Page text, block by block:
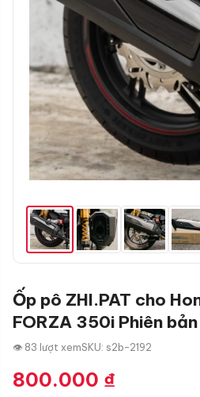
Ốp pô ZHI.PAT cho
FORZA 350i Phiên
👁 83 lượt xemSKU: s2b-2192
800.000 ₫